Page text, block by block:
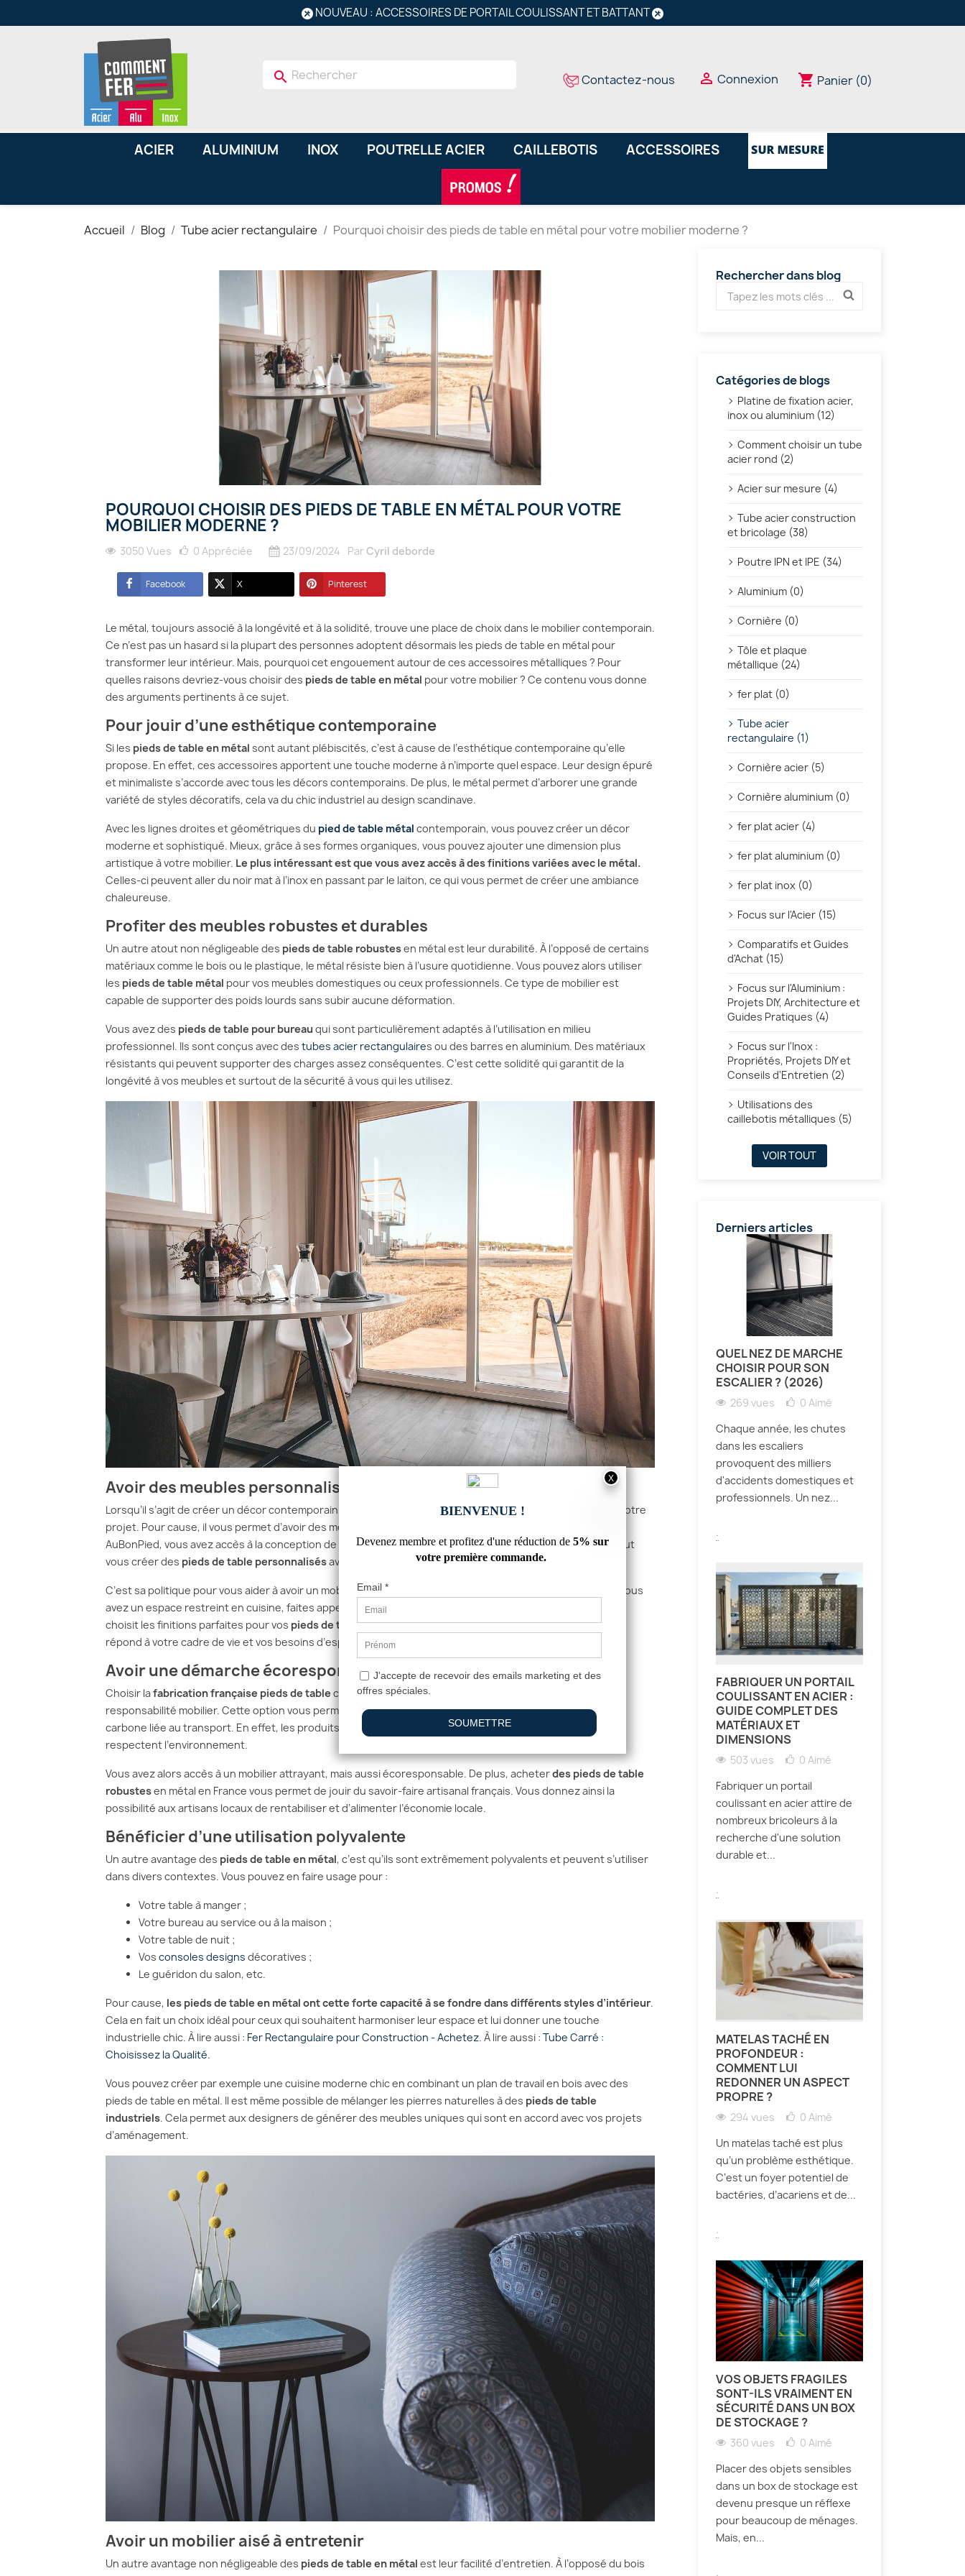
NOUVEAU : ACCESSOIRES DE PORTAIL COULISSANT ET BATTANT
search Contactez-nous  Connexion shopping_cart Panier (0)
ACIER ALUMINIUM INOX POUTRELLE ACIER CAILLEBOTIS ACCESSOIRES
Accueil Blog Tube acier rectangulaire Pourquoi choisir des pieds de table en métal pour votre mobilier moderne ?
POURQUOI CHOISIR DES PIEDS DE TABLE EN MÉTAL POUR VOTRE
MOBILIER MODERNE ?
3050 Vues 0 Appréciée 23/09/2024 ParCyril deborde
Facebook X Pinterest
Le métal, toujours associé à la longévité et à la solidité, trouve une place de choix dans le mobilier contemporain.
Ce n’est pas un hasard si la plupart des personnes adoptent désormais les pieds de table en métal pour
transformer leur intérieur. Mais, pourquoi cet engouement autour de ces accessoires métalliques ? Pour
quelles raisons devriez-vous choisir des pieds de table en métal pour votre mobilier ? Ce contenu vous donne
des arguments pertinents à ce sujet.
Pour jouir d’une esthétique contemporaine
Si les pieds de table en métal sont autant plébiscités, c’est à cause de l’esthétique contemporaine qu’elle
propose. En effet, ces accessoires apportent une touche moderne à n’importe quel espace. Leur design épuré
et minimaliste s’accorde avec tous les décors contemporains. De plus, le métal permet d’arborer une grande
variété de styles décoratifs, cela va du chic industriel au design scandinave.
Avec les lignes droites et géométriques du pied de table métal contemporain, vous pouvez créer un décor
moderne et sophistiqué. Mieux, grâce à ses formes organiques, vous pouvez ajouter une dimension plus
artistique à votre mobilier. Le plus intéressant est que vous avez accès à des finitions variées avec le métal.
Celles-ci peuvent aller du noir mat à l’inox en passant par le laiton, ce qui vous permet de créer une ambiance
chaleureuse.
Profiter des meubles robustes et durables
Un autre atout non négligeable des pieds de table robustesen métal est leur durabilité. À l’opposé de certains
matériaux comme le bois ou le plastique, le métal résiste bien à l’usure quotidienne. Vous pouvez alors utiliser
les pieds de table métal pour vos meubles domestiques ou ceux professionnels. Ce type de mobilier est
capable de supporter des poids lourds sans subir aucune déformation.
Vous avez des pieds de table pour bureau qui sont particulièrement adaptés à l’utilisation en milieu
professionnel. Ils sont conçus avec des tubes acier rectangulaires ou des barres en aluminium. Des matériaux
résistants qui peuvent supporter des charges assez conséquentes. C’est cette solidité qui garantit de la
longévité à vos meubles et surtout de la sécurité à vous qui les utilisez.
Avoir des meubles personnalisés
Lorsqu’il s’agit de créer un décor contemporain unique, le mobilier en métaldonne un point d’honneur à votre
projet. Pour cause, il vous permet d’avoir des meubles uniques et personnalisés. Chez le fournisseur
AuBonPied, vous avez accès à la conception de
pieds de table en métal sur mesurepour vos projets. Il peut
vous créer des pieds de table personnalisésavec vos mesures et selon vos besoins propres.
C’est sa politique pour vous aider à avoir un mobilier personnalisé qui répond à votre style. Par ailleurs, si vous
avez un espace restreint en cuisine, faites appel à ce professionnel. Il prend les dimensions adéquates et
choisit les finitions parfaites pour vos pieds de table pour la cuisine. Ainsi, il parvient à créer un meuble qui
répond à votre cadre de vie et vos besoins d’espace.
Avoir une démarche écoresponsable
Choisir lafabrication française pieds de table chez AuBonPied veut dire que vous optez pour l’éco-
responsabilité mobilier. Cette option vous permet de soutenir l’artisanat local et d’améliorer l’empreinte
carbone liée au transport. En effet, les produits de cette entreprise sont réalisés avec des matériaux qui
respectent l’environnement.
Vous avez alors accès à un mobilier attrayant, mais aussi écoresponsable. De plus, acheterdes pieds de table
robustesen métal en France vous permet de jouir du savoir-faire artisanal français. Vous donnez ainsi la
possibilité aux artisans locaux de rentabiliser et d’alimenter l’économie locale.
Bénéficier d’une utilisation polyvalente
Un autre avantage des pieds de table en métal, c’est qu’ils sont extrêmement polyvalents et peuvent s’utiliser
dans divers contextes. Vous pouvez en faire usage pour :
Votre table à manger ;
Votre bureau au service ou à la maison ;
Votre table de nuit ;
Vos consoles designs décoratives ;
Le guéridon du salon, etc.
Pour cause, les pieds de table en métal ont cette forte capacité à se fondre dans différents styles d’intérieur.
Cela en fait un choix idéal pour ceux qui souhaitent harmoniser leur espace et lui donner une touche
industrielle chic. À lire aussi : Fer Rectangulaire pour Construction - Achetez. À lire aussi : Tube Carré :
Choisissez la Qualité.
Vous pouvez créer par exemple une cuisine moderne chic en combinant un plan de travail en bois avec des
pieds de table en métal. Il est même possible de mélanger les pierres naturelles à des pieds de table
industriels. Cela permet aux designers de générer des meubles uniques qui sont en accord avec vos projets
d’aménagement.
Avoir un mobilier aisé à entretenir
Un autre avantage non négligeable des pieds de table en métal est leur facilité d’entretien. À l’opposé du bois
Rechercher dans blog
Catégories de blogs
Platine de fixation acier,
inox ou aluminium (12)
Comment choisir un tube
acier rond (2)
Acier sur mesure (4)
Tube acier construction
et bricolage (38)
Poutre IPN et IPE (34)
Aluminium (0)
Cornière (0)
Tôle et plaque
métallique (24)
fer plat (0)
Tube acier
rectangulaire (1)
Cornière acier (5)
Cornière aluminium (0)
fer plat acier (4)
fer plat aluminium (0)
fer plat inox (0)
Focus sur l'Acier (15)
Comparatifs et Guides
d'Achat (15)
Focus sur l'Aluminium :
Projets DIY, Architecture et
Guides Pratiques (4)
Focus sur l'Inox :
Propriétés, Projets DIY et
Conseils d'Entretien (2)
Utilisations des
caillebotis métalliques (5)
VOIR TOUT
Derniers articles
QUEL NEZ DE MARCHE
CHOISIR POUR SON
ESCALIER ? (2026)
269 vues 0 Aimé
Chaque année, les chutes
dans les escaliers
provoquent des milliers
d'accidents domestiques et
professionnels. Un nez...
.
FABRIQUER UN PORTAIL
COULISSANT EN ACIER :
GUIDE COMPLET DES
MATÉRIAUX ET
DIMENSIONS
503 vues 0 Aimé
Fabriquer un portail
coulissant en acier attire de
nombreux bricoleurs à la
recherche d'une solution
durable et...
.
MATELAS TACHÉ EN
PROFONDEUR :
COMMENT LUI
REDONNER UN ASPECT
PROPRE ?
294 vues 0 Aimé
Un matelas taché est plus
qu’un problème esthétique.
C’est un foyer potentiel de
bactéries, d’acariens et de...
VOS OBJETS FRAGILES
SONT-ILS VRAIMENT EN
SÉCURITÉ DANS UN BOX
DE STOCKAGE ?
360 vues 0 Aimé
Placer des objets sensibles
dans un box de stockage est
devenu presque un réflexe
pour beaucoup de ménages.
Mais, en...